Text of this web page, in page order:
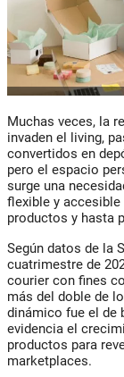
Muchas veces, la
invaden el living,
convertidos en
pero el espacio
surge una
flexible y
productos y hasta
Según datos de la
cuatrimestre de
courier con fines
más del doble de
dinámico fue el de
evidencia el
productos para
marketplaces.